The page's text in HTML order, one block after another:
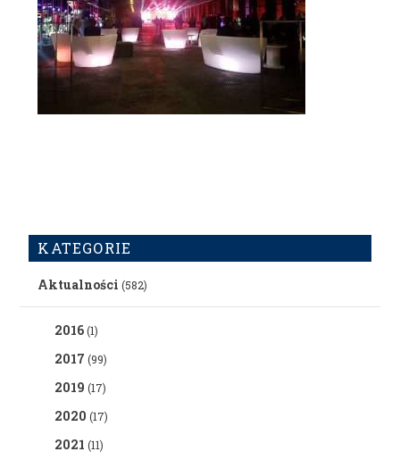
KATEGORIE
Aktualności (582)
2016(1)
2017 (99)
2019 (17)
2020 (17)
2021 (11)